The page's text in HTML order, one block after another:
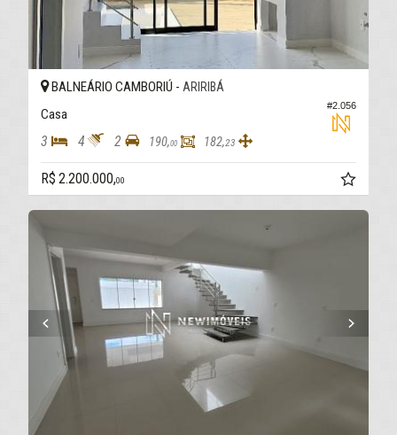
#2.056
BALNEÁRIO CAMBORIÚ - ARIRIBÁ
Casa
3 4 2 190,00 182,23
R$ 2.200.000,00